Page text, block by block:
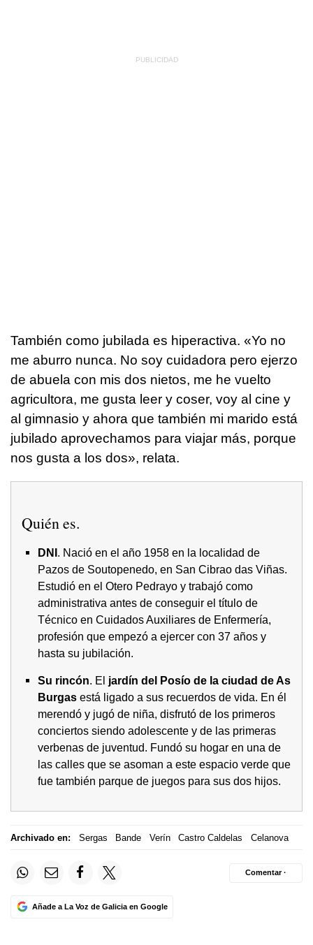
También como jubilada es hiperactiva. «Yo no
me aburro nunca. No soy cuidadora pero ejerzo
de abuela con mis dos nietos, me he vuelto
agricultora, me gusta leer y coser, voy al cine y
al gimnasio y ahora que también mi marido está
jubilado aprovechamos para viajar más, porque
nos gusta a los dos», relata.
Quién es.
DNI . Nació en el año 1958 en la localidad de
Pazos de Soutopenedo, en San Cibrao das Viñas.
Estudió en el Otero Pedrayo y trabajó como
administrativa antes de conseguir el título de
Técnico en Cuidados Auxiliares de Enfermería,
profesión que empezó a ejercer con 37 años y
hasta su jubilación.
Su rincón. El jardín del Posío de la ciudad de As
Burgasestá ligado a sus recuerdos de vida. En él
merendó y jugó de niña, disfrutó de los primeros
conciertos siendo adolescente y de las primeras
verbenas de juventud. Fundó su hogar en una de
las calles que se asoman a este espacio verde que
fue también parque de juegos para sus dos hijos.
Archivado en: Sergas Bande Verín Castro Caldelas Celanova
Añade a La Voz de Galicia en Google
Comentar ·